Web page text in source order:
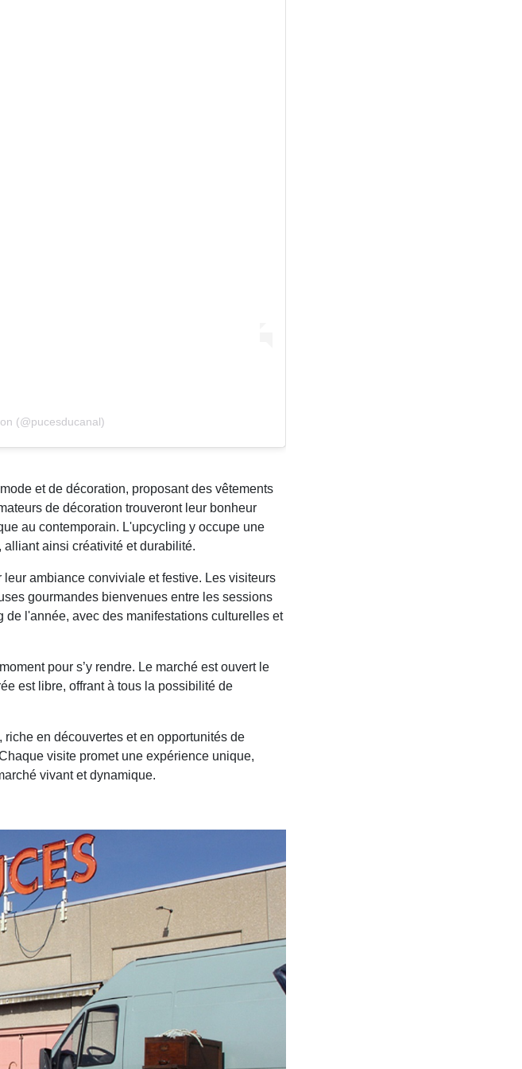
(@pucesducanal)
et de décoration, proposant des vêtements
de décoration trouveront leur bonheur
au contemporain. L'upcycling y occupe une
ainsi créativité et durabilité.
ambiance conviviale et festive. Les visiteurs
gourmandes bienvenues entre les sessions
l'année, avec des manifestations culturelles et
pour s’y rendre. Le marché est ouvert le
est libre, offrant à tous la possibilité de
en découvertes et en opportunités de
visite promet une expérience unique,
vivant et dynamique.